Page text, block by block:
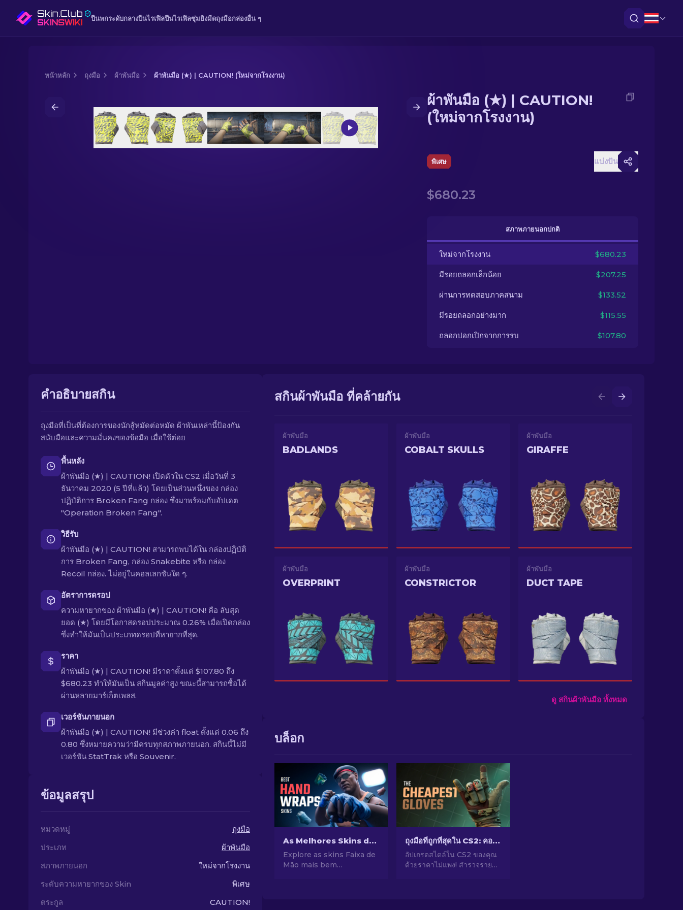
ปืนพกระดับกลางปืนไรเฟิลปืนไรเฟิลซุ่มยิงมีดถุงมือกล่องอื่น ๆ
หน้าหลัก ถุงมือ ผ้าพันมือ ผ้าพันมือ (★) | CAUTION! (ใหม่จากโรงงาน)
Media of ผ้าพันมือ (★) | CAUTION! (ใหม่จากโรงงาน)
ผ้าพันมือ (★) | CAUTION!
(ใหม่จากโรงงาน)
พิเศษ แบ่งปัน
$680.23
สภาพภายนอกปกติ
ใหม่จากโรงงาน $680.23
มีรอยถลอกเล็กน้อย $207.25
ผ่านการทดสอบภาคสนาม $133.52
มีรอยถลอกอย่างมาก $115.55
ถลอกปอกเปิกจากการรบ $107.80
คำอธิบายสกิน
ถุงมือที่เป็นที่ต้องการของนักสู้หมัดต่อหมัด ผ้าพันเหล่านี้ป้องกัน
สนับมือและความมั่นคงของข้อมือ เมื่อใช้ต่อย
พื้นหลัง
ผ้าพันมือ (★) | CAUTION! เปิดตัวใน CS2 เมื่อวันที่ 3
ธันวาคม 2020 (5 ปีที่แล้ว) โดยเป็นส่วนหนึ่งของ กล่อง
ปฏิบัติการ Broken Fang กล่อง ซึ่งมาพร้อมกับอัปเดต
"Operation Broken Fang".
วิธีรับ
ผ้าพันมือ (★) | CAUTION! สามารถพบได้ใน กล่องปฏิบัติ
การ Broken Fang, กล่อง Snakebite หรือ กล่อง
Recoil กล่อง. ไม่อยู่ในคอลเลกชันใด ๆ.
อัตราการดรอป
ความหายากของ ผ้าพันมือ (★) | CAUTION! คือ ลับสุด
ยอด (★) โดยมีโอกาสดรอปประมาณ 0.26% เมื่อเปิดกล่อง
ซึ่งทำให้มันเป็นประเภทดรอปที่หายากที่สุด.
ราคา
ผ้าพันมือ (★) | CAUTION! มีราคาตั้งแต่ $107.80 ถึง
$680.23 ทำให้มันเป็น สกินมูลค่าสูง ขณะนี้สามารถซื้อได้
ผ่านหลายมาร์เก็ตเพลส.
เวอร์ชันภายนอก
ผ้าพันมือ (★) | CAUTION! มีช่วงค่า float ตั้งแต่ 0.06 ถึง
0.80 ซึ่งหมายความว่ามีครบทุกสภาพภายนอก. สกินนี้ไม่มี
เวอร์ชัน StatTrak หรือ Souvenir.
ข้อมูลสรุป
หมวดหมู่
ถุงมือ
ประเภท
ผ้าพันมือ
สภาพภายนอก
ใหม่จากโรงงาน
ระดับความหายากของ Skin
พิเศษ
ตระกูล
CAUTION!
สกินผ้าพันมือ ที่คล้ายกัน
ผ้าพันมือ
BADLANDS
ผ้าพันมือ
COBALT SKULLS
ผ้าพันมือ
GIRAFFE
ผ้าพันมือ
OVERPRINT
ผ้าพันมือ
CONSTRICTOR
ผ้าพันมือ
DUCT TAPE
ดู สกินผ้าพันมือ ทั้งหมด
บล็อก
As Melhores Skins de Faixas de Mão no CS2: Lista de Classificação
Explore as skins Faixa de
Mão mais bem
ถุงมือที่ถูกที่สุดใน CS2: คอลเล็กชั่นที่ดีที่สุด [2026]
อัปเกรดสไตล์ใน CS2 ของคุณ
ด้วยราคาไม่แพง! สํารวจรายชื่อ